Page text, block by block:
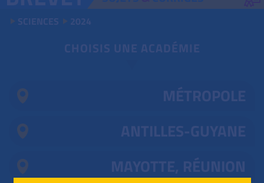
SCIENCES 2024
CHOISIS UNE ACADÉMIE
MÉTROPOLE
ANTILLES-GUYANE
MAYOTTE, RÉUNION